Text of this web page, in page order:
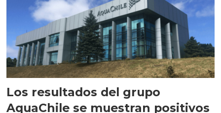
Los resultados del grupo
AquaChile se muestran positivos